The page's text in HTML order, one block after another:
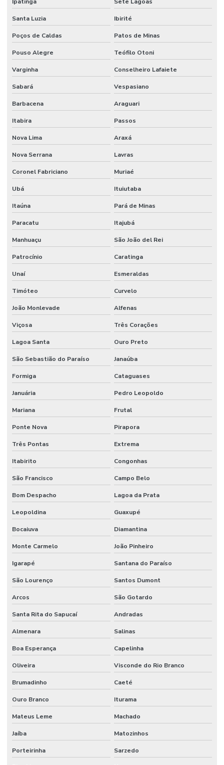
Santa Luzia Ibirité
Poços de Caldas Patos de Minas
Pouso Alegre Teófilo Otoni
Varginha Conselheiro Lafaiete
Sabará Vespasiano
Barbacena Araguari
Itabira Passos
Nova Lima Araxá
Nova Serrana Lavras
Coronel Fabriciano Muriaé
Ubá Ituiutaba
Itaúna Pará de Minas
Paracatu Itajubá
Manhuaçu São João del Rei
Patrocínio Caratinga
Unaí Esmeraldas
Timóteo Curvelo
João Monlevade Alfenas
Viçosa Três Corações
Lagoa Santa Ouro Preto
São Sebastião do Paraíso Janaúba
Formiga Cataguases
Januária Pedro Leopoldo
Mariana Frutal
Ponte Nova Pirapora
Três Pontas Extrema
Itabirito Congonhas
São Francisco Campo Belo
Bom Despacho Lagoa da Prata
Leopoldina Guaxupé
Bocaiuva Diamantina
Monte Carmelo João Pinheiro
Igarapé Santana do Paraíso
São Lourenço Santos Dumont
Arcos São Gotardo
Santa Rita do Sapucaí Andradas
Almenara Salinas
Boa Esperança Capelinha
Oliveira Visconde do Rio Branco
Brumadinho Caeté
Ouro Branco Iturama
Mateus Leme Machado
Jaíba Matozinhos
Porteirinha Sarzedo